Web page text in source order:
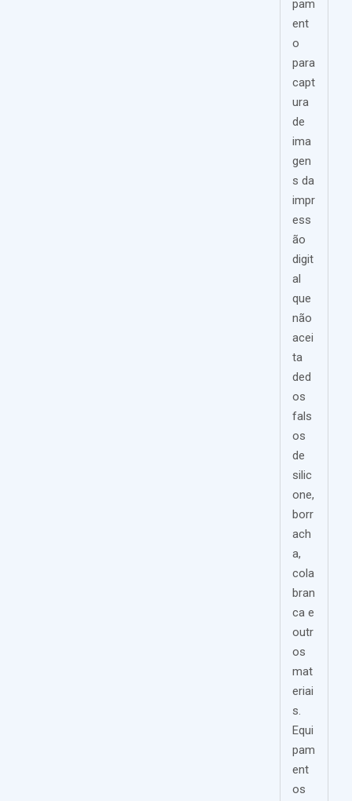
pam
ent
o
para
capt
ura
de
ima
gen
s da
impr
ess
ão
digit
al
que
não
acei
ta
ded
os
fals
os
de
silic
one,
borr
ach
a,
cola
bran
ca e
outr
os
mat
eriai
s.
Equi
pam
ent
os